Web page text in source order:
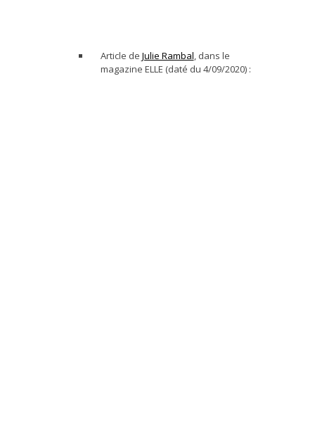
Article de Julie Rambal, dans le
magazine ELLE (daté du 4/09/2020) :